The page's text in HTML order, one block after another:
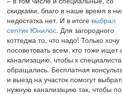
скидками, благо в наше время в
недостатка нет. И в итоге выбрал
септик Юнилос. Для загородного
коттеджа то, что надо! Только хочу
посоветовать всем, кто тоже ищет
канализацию, чтобы к
обращались. Бесплатная
и выезд на участок помогут
нужную канализацию так, чтобы